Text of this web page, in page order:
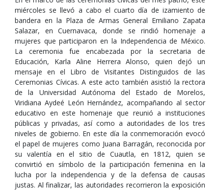
miércoles se llevó a cabo el cuarto día de izamiento de
bandera en la Plaza de Armas General Emiliano Zapata
Salazar, en Cuernavaca, donde se rindió homenaje a
mujeres que participaron en la Independencia de México.
La ceremonia fue encabezada por la secretaria de
Educación, Karla Aline Herrera Alonso, quien dejó un
mensaje en el Libro de Visitantes Distinguidos de las
Ceremonias Cívicas. A este acto también asistió la rectora
de la Universidad Autónoma del Estado de Morelos,
Viridiana Aydeé León Hernández, acompañando al sector
educativo en este homenaje que reunió a instituciones
públicas y privadas, así como a autoridades de los tres
niveles de gobierno. En este día la conmemoración evocó
el papel de mujeres como Juana Barragán, reconocida por
su valentía en el sitio de Cuautla, en 1812, quien se
convirtió en símbolo de la participación femenina en la
lucha por la independencia y de la defensa de causas
justas. Al finalizar, las autoridades recorrieron la exposición